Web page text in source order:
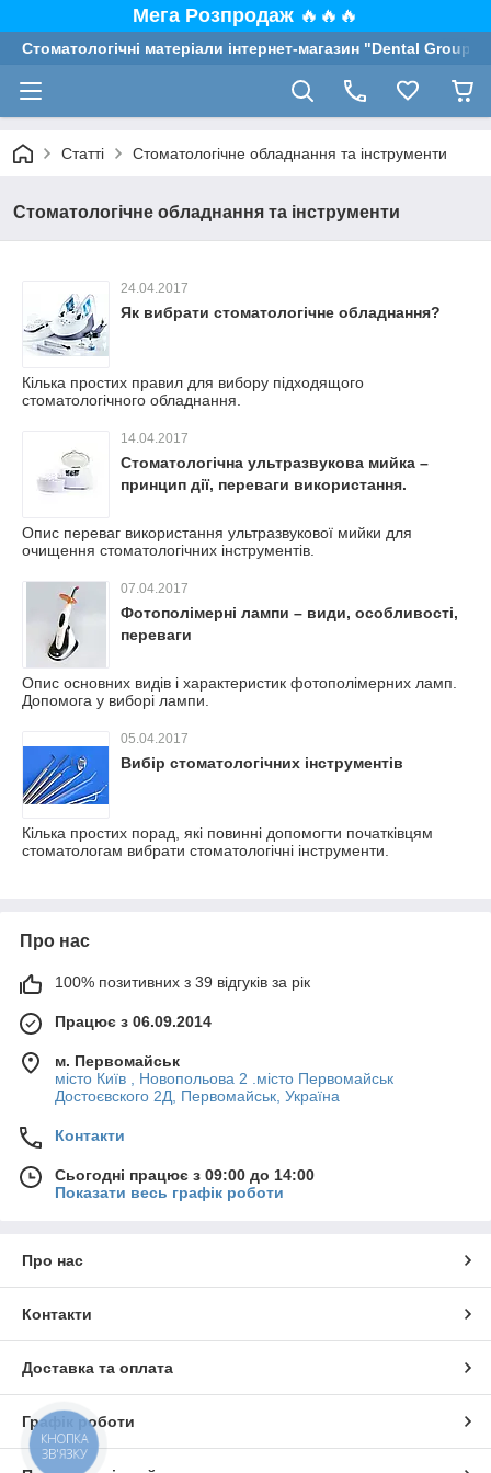
Мега Розпродаж 🔥🔥🔥
Стоматологічні матеріали інтернет-магазин "Dental Group"
Статті Стоматологічне обладнання та інструменти
Стоматологічне обладнання та інструменти
24.04.2017
Як вибрати стоматологічне обладнання?
Кілька простих правил для вибору підходящого
стоматологічного обладнання.
14.04.2017
Стоматологічна ультразвукова мийка –
принцип дії, переваги використання.
Опис переваг використання ультразвукової мийки для
очищення стоматологічних інструментів.
07.04.2017
Фотополімерні лампи – види, особливості,
переваги
Опис основних видів і характеристик фотополімерних ламп.
Допомога у виборі лампи.
05.04.2017
Вибір стоматологічних інструментів
Кілька простих порад, які повинні допомогти початківцям
стоматологам вибрати стоматологічні інструменти.
Про нас
100% позитивних з 39 відгуків за рік
Працює з 06.09.2014
м. Первомайськ
місто Київ , Новопольова 2 .місто Первомайськ
Достоєвского 2Д, Первомайськ, Україна
Контакти
Сьогодні працює з 09:00 до 14:00
Показати весь графік роботи
Про нас
Контакти
Доставка та оплата
Графік роботи
КНОПКА
ЗВ'ЯЗКУ